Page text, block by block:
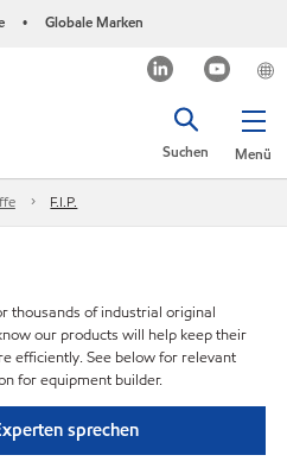
• Globale Marken
Menü
Suchen
F.I.P.
thousands of industrial original
our products will help keep their
efficiently. See below for relevant
for equipment builder.
sprechen